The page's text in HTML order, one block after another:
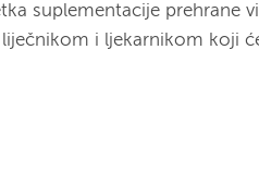
suplementacije prehrane
liječnikom i ljekarnikom koji